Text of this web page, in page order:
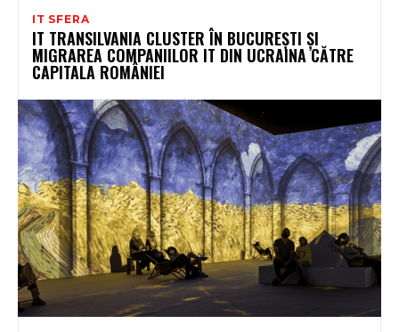
IT SFERA
IT TRANSILVANIA CLUSTER ÎN BUCUREȘTI ȘI
MIGRAREA COMPANIILOR IT DIN UCRAINA CĂTRE
CAPITALA ROMÂNIEI